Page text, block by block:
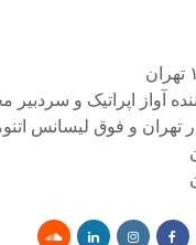
آواز اپراتیک و
تهران و فوق لیسانس